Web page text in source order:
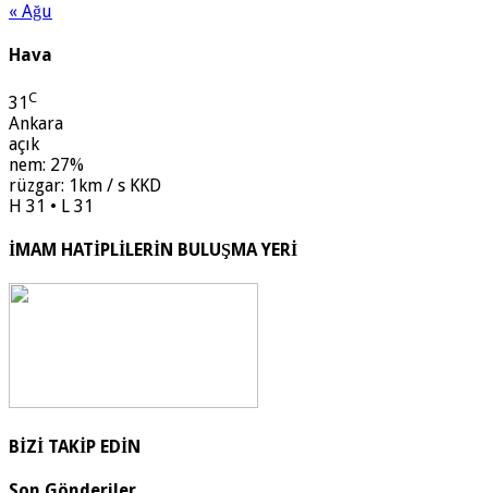
« Ağu
Hava
31C
Ankara
açık
nem: 27%
rüzgar: 1km / s KKD
H 31 • L 31
İMAM HATİPLİLERİN BULUŞMA YERİ
BİZİ TAKİP EDİN